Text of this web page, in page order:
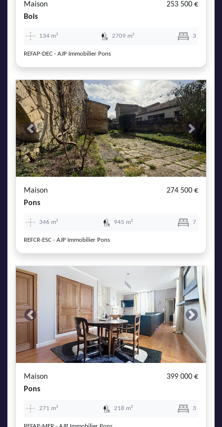
Maison
253 500 €
Bois
134 m² 2709 m² 3
REFAP-DEC - AJP Immobilier Pons
Previous Next
Maison
274 500 €
Pons
346 m² 945 m² 7
REFCR-ESC - AJP Immobilier Pons
Previous Next
Maison
399 000 €
Pons
271 m² 218 m² 3